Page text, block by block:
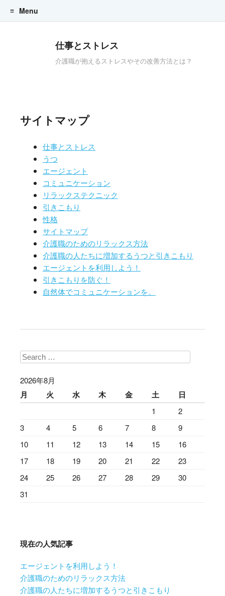
仕事とストレス
介護職が抱えるストレスやその改善方法とは？
Menu
サイトマップ
仕事とストレス
うつ
エージェント
コミュニケーション
リラックステクニック
引きこもり
性格
サイトマップ
介護職のためのリラックス方法
介護職の人たちに増加するうつと引きこもり
エージェントを利用しよう！
引きこもりを防ぐ！
自然体でコミュニケーションを。
Search
2026年8月
月 火 水 木 金 土 日
1
2
3
4 5 6 7 8
9
10
11 12 13 14 15
16
17
18 19 20 21 22
23
24
25 26 27 28 29
30
31
現在の人気記事
エージェントを利用しよう！
介護職のためのリラックス方法
介護職の人たちに増加するうつと引きこもり